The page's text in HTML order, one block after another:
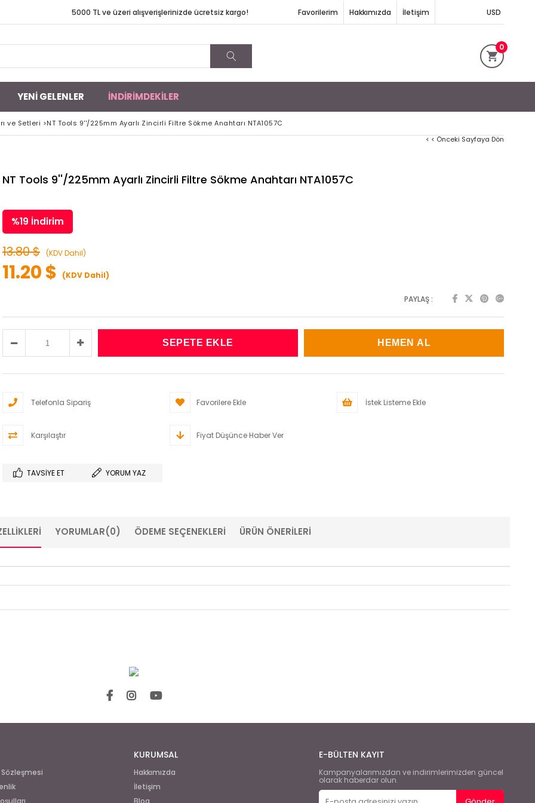
TL ve üzeri alışverişlerinizde ücretsiz kargo! Hakkımızda İletişim
Favorilerim USD
0
YENİ GELENLER İNDİRİMDEKİLER
ve Setleri >NT Tools 9''/225mm Ayarlı Zincirli Filtre Sökme Anahtarı NTA1057C
< < Önceki Sayfaya Dön
NT Tools 9''/225mm Ayarlı Zincirli Filtre Sökme Anahtarı NTA1057C
%19 İndirim
13.80 $ (KDV Dahil)
11.20 $ (KDV Dahil)
PAYLAŞ :
Telefonla Sipariş Favorilere Ekle İstek Listeme Ekle
Karşılaştır Fiyat Düşünce Haber Ver
TAVSIYE ET YORUM YAZ
YORUMLAR(0) ÖDEME SEÇENEKLERI ÜRÜN ÖNERILERI
KURUMSAL
Hakkımızda
İletişim
Blog
E-BÜLTEN KAYIT
Kampanyalarımızdan ve indirimlerimizden güncel
olarak haberdar olun.